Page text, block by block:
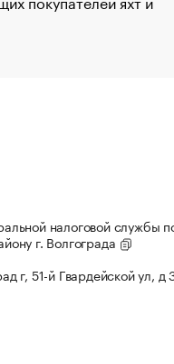
налоговой службы
г. Волгограда
г, 51-й Гвардейской ул, д